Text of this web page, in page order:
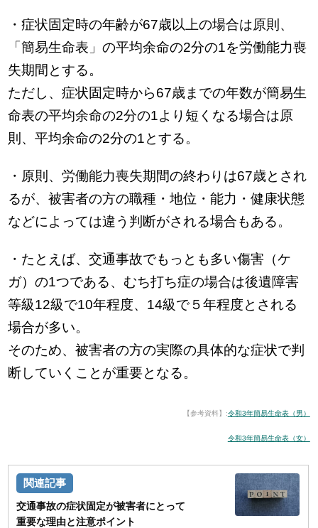
・症状固定時の年齢が67歳以上の場合は原則、
「簡易生命表」の平均余命の2分の1を労働能力喪
失期間とする。
ただし、症状固定時から67歳までの年数が簡易生
命表の平均余命の2分の1より短くなる場合は原
則、平均余命の2分の1とする。
・原則、労働能力喪失期間の終わりは67歳とされ
るが、被害者の方の職種・地位・能力・健康状態
などによっては違う判断がされる場合もある。
・たとえば、交通事故でもっとも多い傷害（ケ
ガ）の1つである、むち打ち症の場合は後遺障害
等級12級で10年程度、14級で５年程度とされる
場合が多い。
そのため、被害者の方の実際の具体的な症状で判
断していくことが重要となる。
【参考資料】:令和3年簡易生命表（男）
令和3年簡易生命表（女）
交通事故の症状固定が被害者にとって
重要な理由と注意ポイント